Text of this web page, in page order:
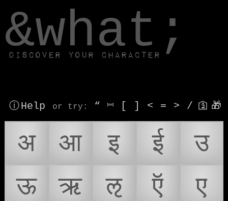
&what;
Discover your character
ⓘ Help or try : “ ⎶ [ ] < = > / 🛐 🎁
अ आ इ ई
उ
ऊ
ऋ ऌ ऍ
ए